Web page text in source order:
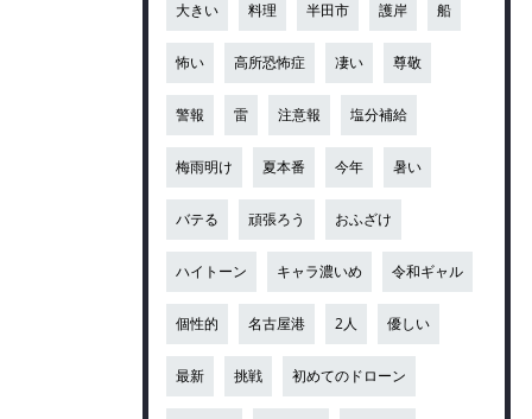
大きい 料理 半田市 護岸 船
怖い 高所恐怖症 凄い 尊敬
警報 雷 注意報 塩分補給
梅雨明け 夏本番 今年 暑い
バテる 頑張ろう おふざけ
ハイトーン キャラ濃いめ 令和ギャル
個性的 名古屋港 2人 優しい
最新 挑戦 初めてのドローン